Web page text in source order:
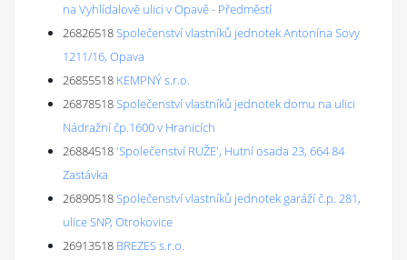
na Vyhlídalově ulici v Opavě - Předměstí
26826518Společenství vlastníků jednotek Antonína Sovy
1211/16, Opava
26855518 KEMPNÝ s.r.o.
26878518Společenství vlastníků jednotek domu na ulici
Nádražní čp.1600 v Hranicích
26884518'Společenství RUŽE', Hutní osada 23, 664 84
Zastávka
26890518Společenství vlastníků jednotek garáží č.p. 281,
ulice SNP, Otrokovice
26913518 BREZES s.r.o.